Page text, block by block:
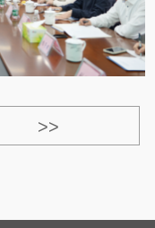
>>